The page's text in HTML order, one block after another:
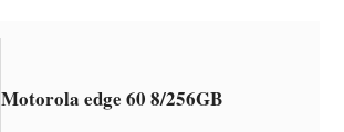
Motorola edge 60 8/256GB